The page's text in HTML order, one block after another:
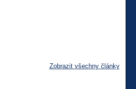
Zobrazit všechny články